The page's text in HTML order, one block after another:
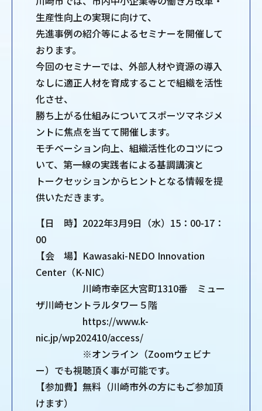
生産性向上の実現に向けて、
先進事例の紹介等によるセミナーを開催して
おります。
今回のセミナーでは、外部人材や資源の導入
なしに適正人材を育成することで組織を活性
化させ、
勝ち上がる仕組みについてスポーツマネジメ
ントに焦点を当てて開催します。
モチベーション向上、組織活性化のコツにつ
いて、第一線の実践者による基調講演と
トークセッションからヒントとなる情報を提
供いただきます。
【日 時】2022年3月9日（水）15：00-17：
00
【会 場】Kawasaki-NEDO Innovation
Center（K-NIC）
川崎市幸区大宮町1310番 ミュー
ザ川崎セントラルタワー５階
https://www.k-
nic.jp/wp202410/access/
※オンライン（Zoomウェビナ
ー）でも視聴頂く事が可能です。
【参加費】無料（川崎市外の方にもご参加頂
けます）